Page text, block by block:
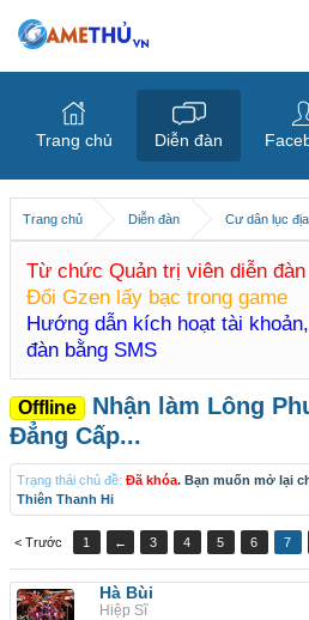
Trang chủ Diễn đàn Cư dân lục địa
Từ chức Quản trị viên diễn đàn
Đổi Gzen lấy bạc trong game
Hướng dẫn kích hoạt tài
đàn bằng SMS
Offline Nhận làm Lông
Đẳng Cấp...
Trạng thái chủ đề: Đã khóa. Bạn muốn mở lại
Thiên Thanh Hi
< Trước 1 ← 3 4 5 6 7
Hà Bùi
Hiệp Sĩ
Trang chủ Diễn đàn